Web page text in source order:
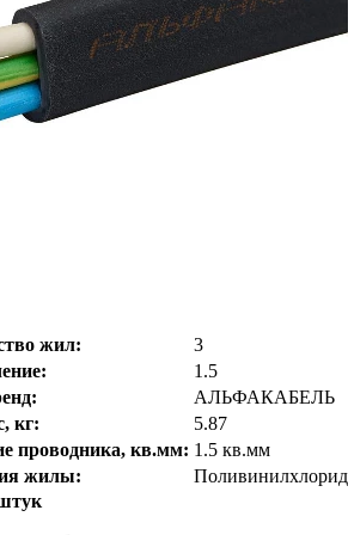
жил:
3
1.5
АЛЬФАКАБЕЛЬ
кг:
5.87
проводника, кв.мм: 1.5 кв.мм
жилы: